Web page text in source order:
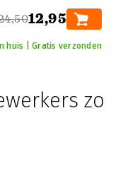
12,95
huis | Gratis verzonden
zo